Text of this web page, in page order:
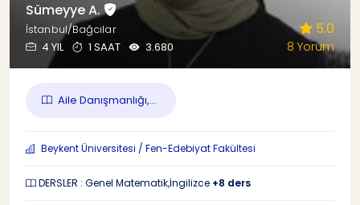
Sümeyye A.
İstanbul/Bağcılar
4 YIL
1 SAAT 3.680
5.0
8 Yorum
Aile Danışmanlığı,...
Beykent Üniversitesi / Fen-Edebiyat Fakültesi
DERSLER : Genel Matematik,İngilizce +8 ders